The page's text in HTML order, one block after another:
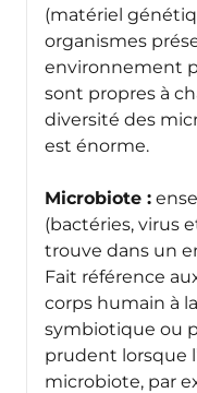
(matériel
organismes
environnement
sont propres à
diversité des
est énorme.
Microbiote :
(bactéries, virus
trouve dans un
Fait référence
corps humain à
symbiotique ou
prudent lorsque
microbiote, par